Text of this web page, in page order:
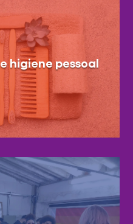
higiene pessoal